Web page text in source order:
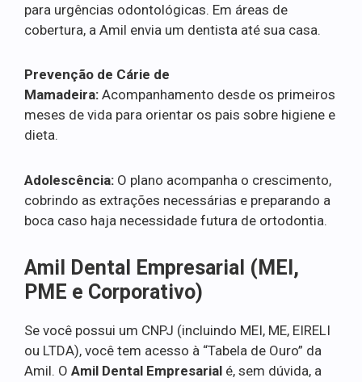
para urgências odontológicas. Em áreas de
cobertura, a Amil envia um dentista até sua casa.
Prevenção de Cárie de
Mamadeira: Acompanhamento desde os primeiros
meses de vida para orientar os pais sobre higiene e
dieta.
Adolescência: O plano acompanha o crescimento,
cobrindo as extrações necessárias e preparando a
boca caso haja necessidade futura de ortodontia.
Amil Dental Empresarial (MEI,
PME e Corporativo)
Se você possui um CNPJ (incluindo MEI, ME, EIRELI
ou LTDA), você tem acesso à “Tabela de Ouro” da
Amil. O Amil Dental Empresarial é, sem dúvida, a